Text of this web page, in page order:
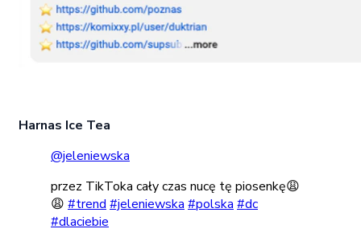
Harnas Ice Tea
@jeleniewska
przez TikToka cały czas nucę tę piosenkę😩
😩 #trend#jeleniewska#polska#dc
#dlaciebie